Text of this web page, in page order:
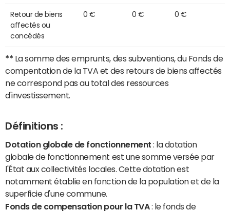
Retour de biens
affectés ou
concédés
0 € 0 € 0 €
** La somme des emprunts, des subventions, du Fonds de
compentation de la TVA et des retours de biens affectés
ne correspond pas au total des ressources
d'investissement.
Définitions :
Dotation globale de fonctionnement : la dotation
globale de fonctionnement est une somme versée par
l'État aux collectivités locales. Cette dotation est
notamment établie en fonction de la population et de la
superficie d'une commune.
Fonds de compensation pour la TVA: le fonds de